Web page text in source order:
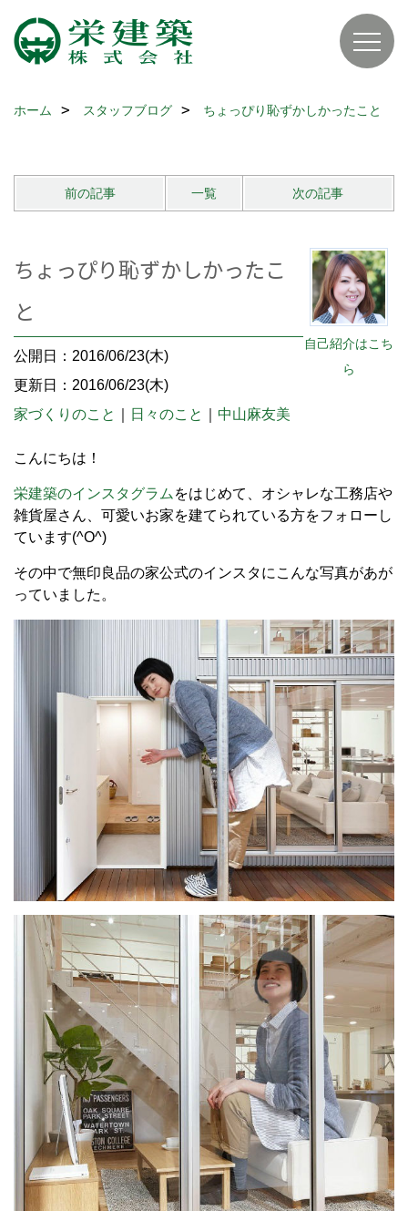
ホーム スタッフブログ ちょっぴり恥ずかしかったこと
前の記事 一覧 次の記事
自己紹介はこち
ら
ちょっぴり恥ずかしかったこ
と
公開日：2016/06/23(木)
更新日：2016/06/23(木)
家づくりのこと
日々のこと 中山麻友美
こんにちは！
栄建築のインスタグラム をはじめて、オシャレな工務店や
雑貨屋さん、可愛いお家を建てられている方をフォローし
ています(^O^)
その中で無印良品の家公式のインスタにこんな写真があが
っていました。